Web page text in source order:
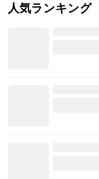
人気ランキング